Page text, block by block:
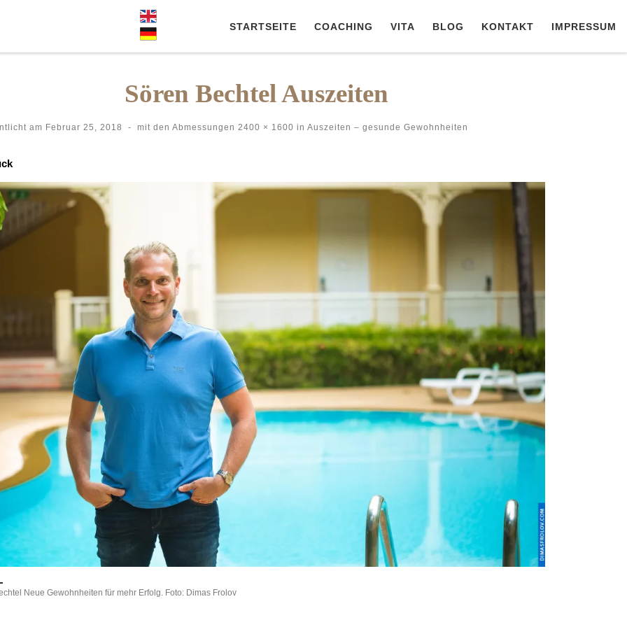
STARTSEITE COACHING VITA BLOG KONTAKT IMPRESSUM
Sören Bechtel Auszeiten
am Februar 25, 2018 - mit den Abmessungen 2400 × 1600 in Auszeiten – gesunde Gewohnheiten
Navigation
Neue Gewohnheiten für mehr Erfolg. Foto: Dimas Frolov